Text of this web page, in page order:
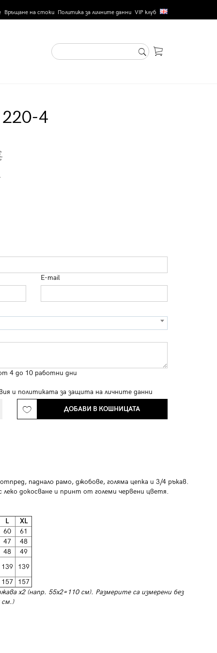
Връщане на стоки Политика за личните данни VIP клуб
4
E-mail
4 до 10 работни дни
и политиката за защита на личните данни
ДОБАВИ В КОШНИЦАТА
паднало рамо, джобове, голяма цепка и 3/4 ръкав.
докосване и принт от големи червени цветя.
L
XL
60
61
47
48
48
49
139
139
157
157
х2 (напр. 55х2=110 см). Размерите са измерени без
см.)